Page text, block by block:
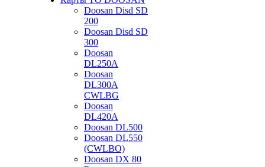
Doosan Disd SD
200
Doosan Disd SD
300
Doosan
DL250A
Doosan
DL300A
CWLBG
Doosan
DL420A
Doosan DL500
Doosan DL550
(CWLBO)
Doosan DX 80